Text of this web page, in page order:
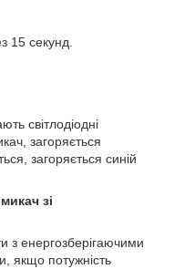
15 секунд.
світлодіодні
загоряється
загоряється синій
зі
з енергозберігаючими
якщо потужність